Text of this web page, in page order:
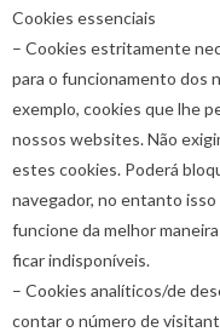
Cookies essenciais
– Cookies estritamente
para o funcionamento dos
exemplo, cookies que lhe
nossos websites. Não
estes cookies. Poderá
navegador, no entanto
funcione da melhor
ficar indisponíveis.
– Cookies analíticos/de
contar o número de